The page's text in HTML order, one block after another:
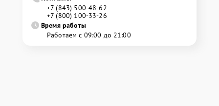
+7 (843) 500-48-62
+7 (800) 100-33-26
Время работы
Работаем с 09:00 до 21:00